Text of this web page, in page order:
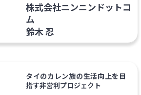
株式会社ニンニンドットコ
ム
鈴木 忍
タイのカレン族の生活向上を目
指す非営利プロジェクト